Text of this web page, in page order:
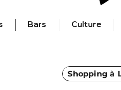
Bars Culture
Shopping à